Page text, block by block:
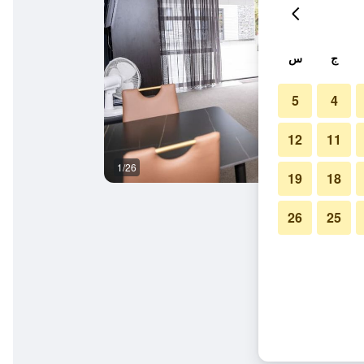
1/26
ج س
4
5
11
12
18
19
25
26